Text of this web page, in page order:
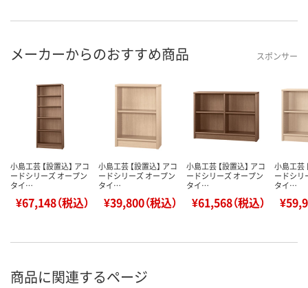
メーカーからのおすすめ商品 スポンサー
小島工芸 【設置込】 アコ
ードシリーズ オープン
タイ…
¥67,148（税込）
小島工芸 【設置込】 アコ
ードシリーズ オープン
タイ…
¥39,800（税込）
小島工芸 【設置込】 アコ
ードシリーズ オープン
タイ…
¥61,568（税込）
小島工芸
ードシリ
タイ…
商品に関連するページ